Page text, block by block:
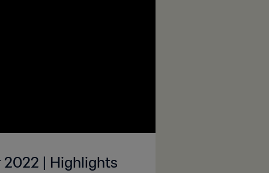
2022 | Highlights